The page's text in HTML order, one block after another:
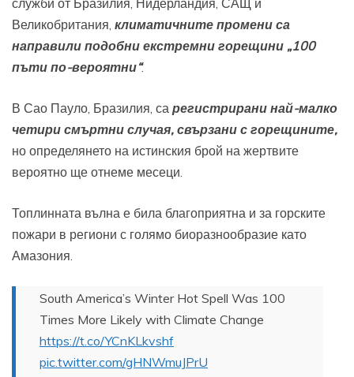
Великобритания, климатичните промени са
направили подобни екстремни горещини „100
пъти по-вероятни“.
В Сао Пауло, Бразилия, са регистрирани най-малко
четири смъртни случая, свързани с горещините,
но определянето на истинския брой на жертвите
вероятно ще отнеме месеци.
Топлинната вълна е била благоприятна и за горските
пожари в региони с голямо биоразнообразие като
Амазония.
South America’s Winter Hot Spell Was 100
Times More Likely with Climate Change
https://t.co/YCnKLkvshf
pic.twitter.com/gHNWmuJPrU